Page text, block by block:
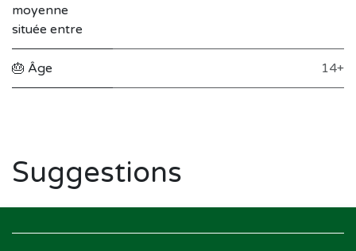
moyenne
située entre
🎂 Âge 14+
Suggestions